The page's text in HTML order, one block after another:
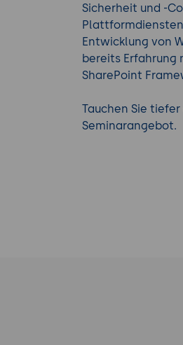
Sicherheit und -
Entwicklung von
bereits Erfahrung
SharePoint
Tauchen Sie
Seminarangebot.